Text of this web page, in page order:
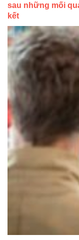
sau những mối
kết